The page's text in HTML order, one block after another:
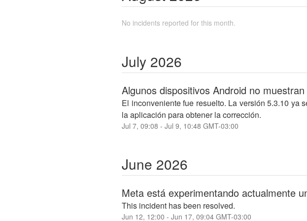
No incidents reported for this month.
July 2026
Algunos dispositivos Android no
El inconveniente fue resuelto. La versión 5.3.10 ya
la aplicación para obtener la corrección.
Jul 7, 09:08 - Jul 9, 10:48 GMT-03:00
June 2026
Meta está experimentando actualmente
This incident has been resolved.
Jun 12, 12:00 - Jun 17, 09:04 GMT-03:00